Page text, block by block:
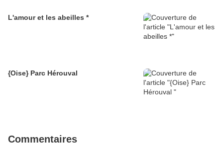
L'amour et les abeilles *
{Oise} Parc Hérouval
Commentaires